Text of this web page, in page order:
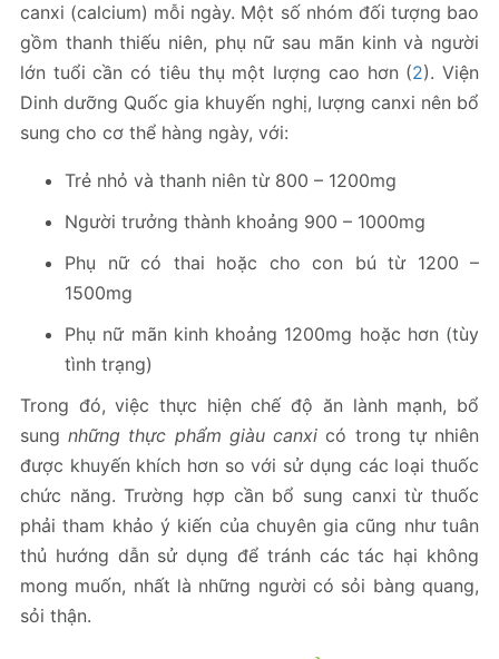
canxi (calcium) mỗi ngày. Một số nhóm đối tượng bao
gồm thanh thiếu niên, phụ nữ sau mãn kinh và người
lớn tuổi cần có tiêu thụ một lượng cao hơn (2). Viện
Dinh dưỡng Quốc gia khuyến nghị, lượng canxi nên bổ
sung cho cơ thể hàng ngày, với:
Trẻ nhỏ và thanh niên từ 800 – 1200mg
Người trưởng thành khoảng 900 – 1000mg
Phụ nữ có thai hoặc cho con bú từ 1200 –
1500mg
Phụ nữ mãn kinh khoảng 1200mg hoặc hơn (tùy
tình trạng)
Trong đó, việc thực hiện chế độ ăn lành mạnh, bổ
sungnhững thực phẩm giàu canxi có trong tự nhiên
được khuyến khích hơn so với sử dụng các loại thuốc
chức năng. Trường hợp cần bổ sung canxi từ thuốc
phải tham khảo ý kiến của chuyên gia cũng như tuân
thủ hướng dẫn sử dụng để tránh các tác hại không
mong muốn, nhất là những người có sỏi bàng quang,
sỏi thận.